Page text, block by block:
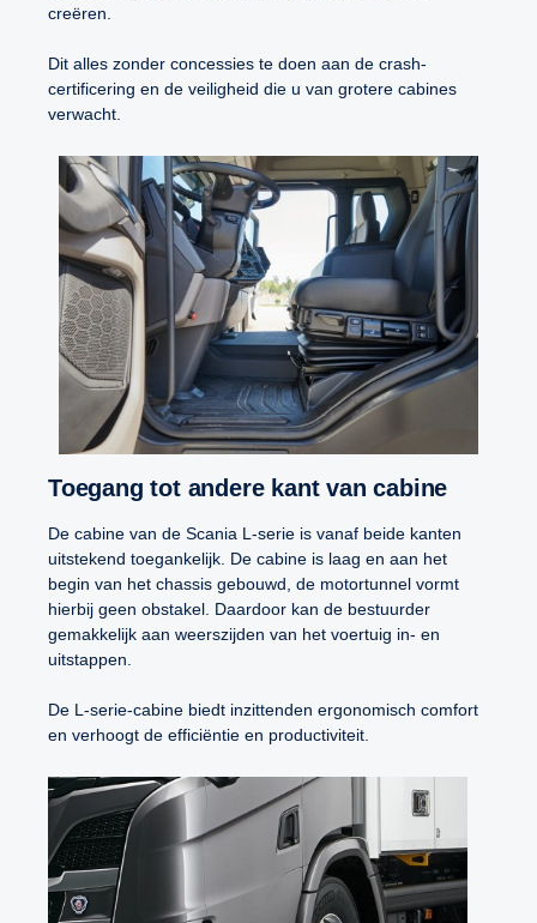
creëren.
Dit alles zonder concessies te doen aan de crash-
certificering en de veiligheid die u van grotere cabines
verwacht.
Toegang tot andere kant van cabine
De cabine van de Scania L-serie is vanaf beide kanten
uitstekend toegankelijk. De cabine is laag en aan het
begin van het chassis gebouwd, de motortunnel vormt
hierbij geen obstakel. Daardoor kan de bestuurder
gemakkelijk aan weerszijden van het voertuig in- en
uitstappen.
De L-serie-cabine biedt inzittenden ergonomisch comfort
en verhoogt de efficiëntie en productiviteit.